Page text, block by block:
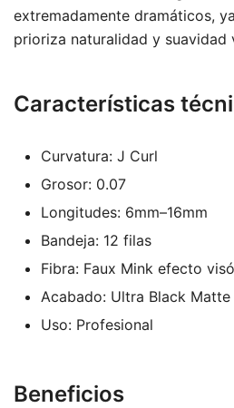
extremadamente dramáticos,
prioriza naturalidad y suavidad
Características
Curvatura: J Curl
Grosor: 0.07
Longitudes: 6mm–16mm
Bandeja: 12 filas
Fibra: Faux Mink efecto
Acabado: Ultra Black Matte
Uso: Profesional
Beneficios